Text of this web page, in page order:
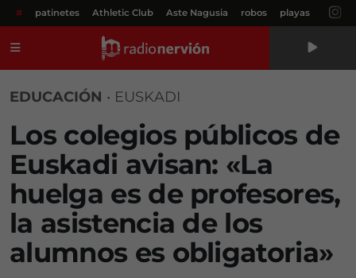
# patinetes Athletic Club Aste Nagusia robos playas
EDUCACIÓN • EUSKADI
Los colegios públicos de
Euskadi avisan: «La
huelga es de profesores,
la asistencia de los
alumnos es obligatoria»